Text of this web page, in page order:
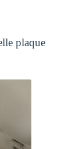
plaque